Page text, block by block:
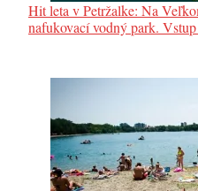
Hit leta v Petržalke: Na
nafukovací vodný park.